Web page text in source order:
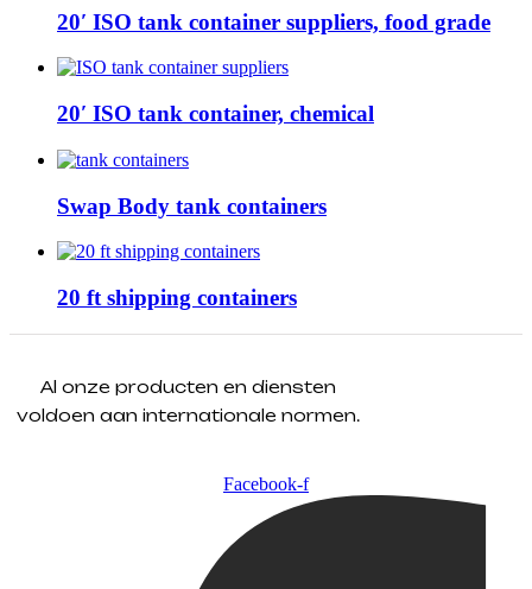
20′ ISO tank container suppliers, food grade
20′ ISO tank container, chemical
Swap Body tank containers
20 ft shipping containers
Al onze producten en diensten
voldoen aan internationale normen.
Facebook-f